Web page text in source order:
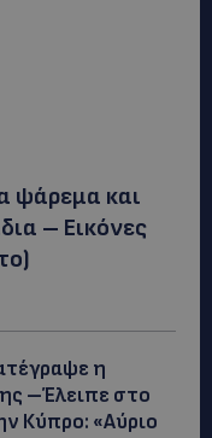
ψάρεμα και
– Εικόνες
η
–Έλειπε στο
Κύπρο: «Αύριο